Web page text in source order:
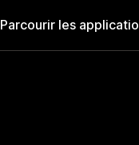
Parcourir les